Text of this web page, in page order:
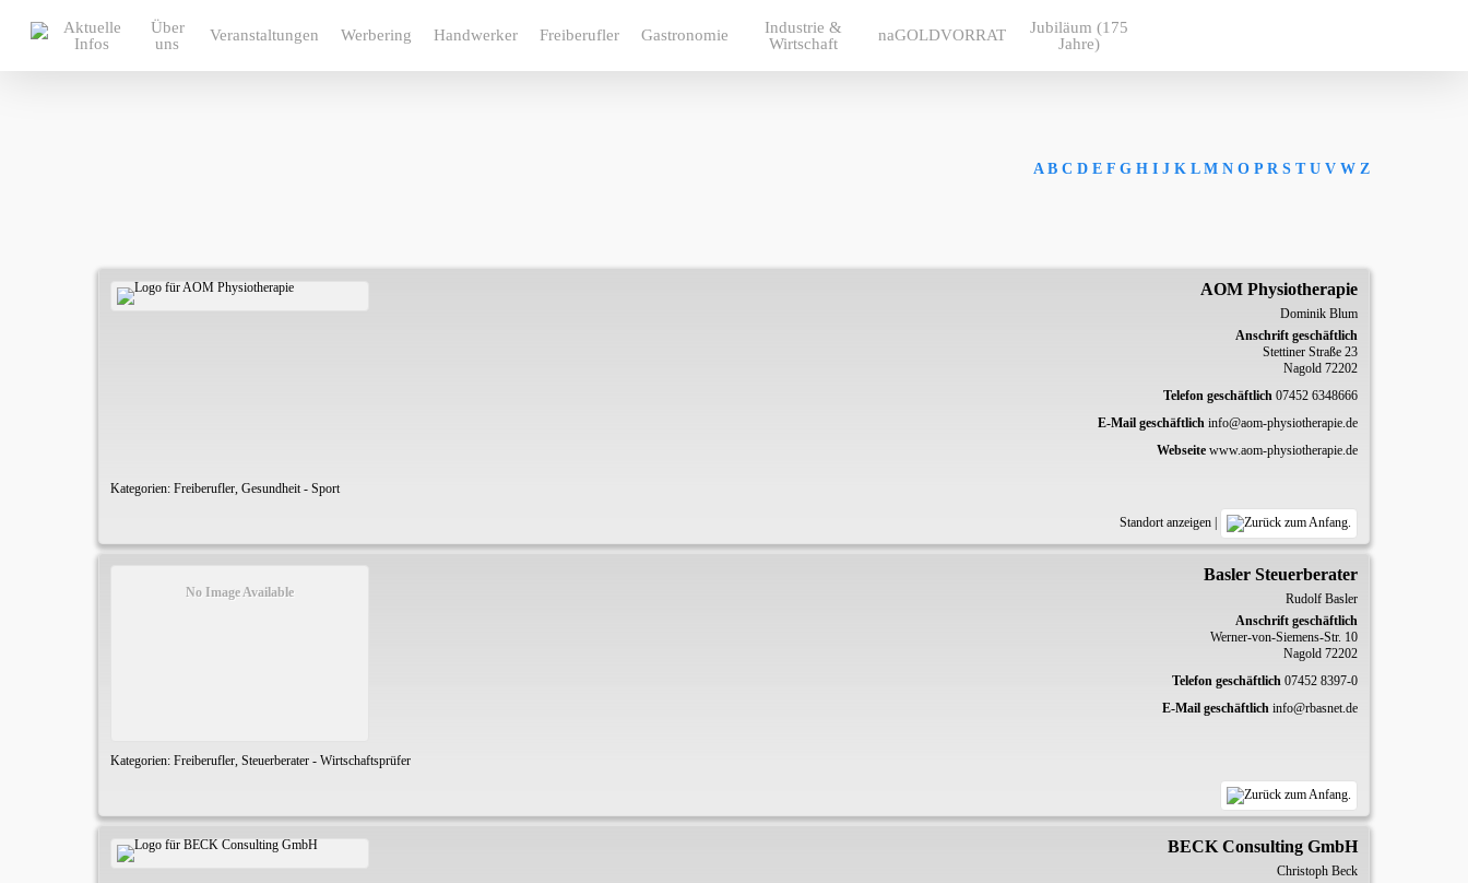
Aktuelle
Infos
Über
uns
Veranstaltungen Werbering Handwerker Freiberufler Gastronomie
Industrie &
Wirtschaft
naGOLDVORRAT
Jubiläum (175
Jahre)
A B C D E F G H I J K L M N O P R S T U V W Z
AOM Physiotherapie
Dominik Blum
Anschrift geschäftlich
Stettiner Straße 23
Nagold 72202
Telefon geschäftlich 07452 6348666
E-Mail geschäftlich info@aom-physiotherapie.de
Webseite www.aom-physiotherapie.de
Kategorien: Freiberufler, Gesundheit - Sport
Standort anzeigen
No Image Available
Basler Steuerberater
Rudolf Basler
Anschrift geschäftlich
Werner-von-Siemens-Str. 10
Nagold 72202
Telefon geschäftlich 07452 8397-0
E-Mail geschäftlich info@rbasnet.de
Kategorien: Freiberufler, Steuerberater - Wirtschaftsprüfer
BECK Consulting GmbH
Christoph Beck